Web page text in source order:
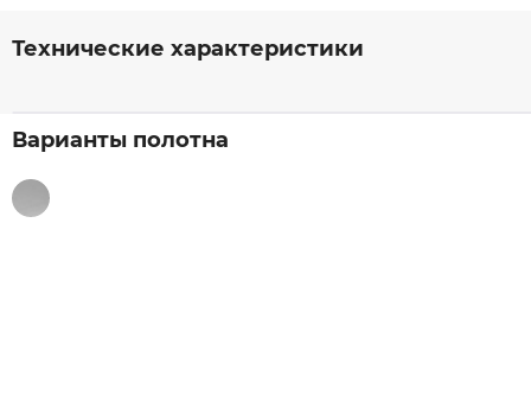
Технические характеристики
Варианты полотна